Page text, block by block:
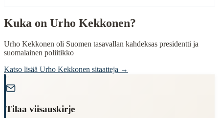
Period:Traditional folk wisdom
Kuka on Urho Kekkonen?
Urho Kekkonen oli Suomen tasavallan kahdeksas presidentti ja
suomalainen poliitikko
Katso lisää Urho Kekkonen sitaatteja →
Tilaa viisauskirje